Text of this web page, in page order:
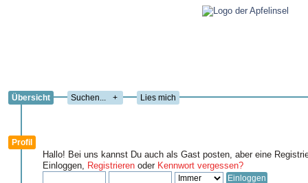
Übersicht + Lies mich
Profil
Hallo! Bei uns kannst Du auch als Gast posten, aber eine
Einloggen, Registrieren oder Kennwort vergessen?